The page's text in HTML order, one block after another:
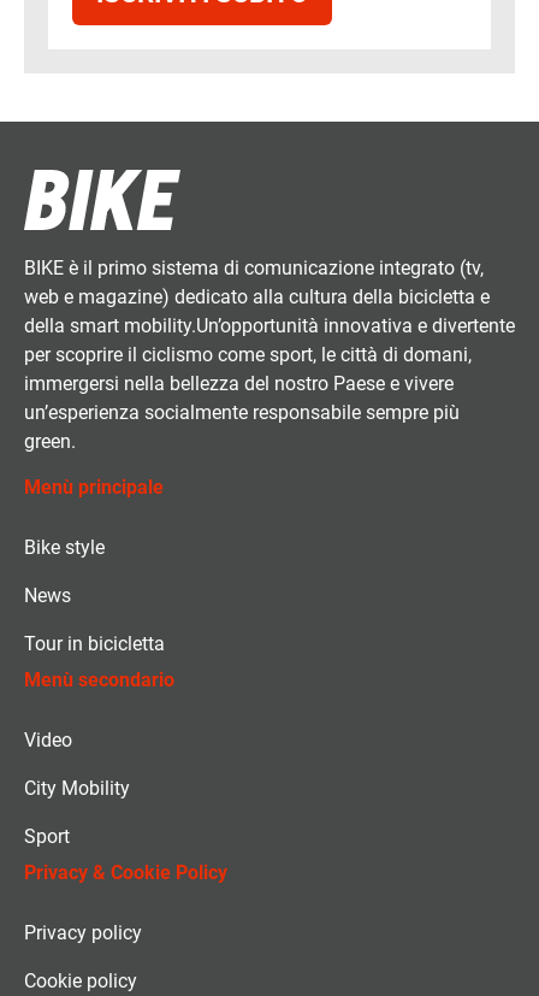
BIKE è il primo sistema di comunicazione integrato (tv,
web e magazine) dedicato alla cultura della bicicletta e
della smart mobility.Un’opportunità innovativa e divertente
per scoprire il ciclismo come sport, le città di domani,
immergersi nella bellezza del nostro Paese e vivere
un’esperienza socialmente responsabile sempre più
green.
Menù principale
Bike style
News
Tour in bicicletta
Menù secondario
Video
City Mobility
Sport
Privacy & Cookie Policy
Privacy policy
Cookie policy